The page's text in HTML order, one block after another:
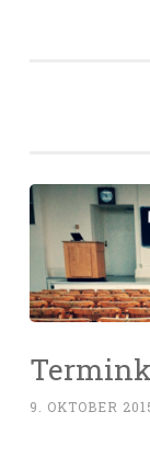
9. OKTOBER